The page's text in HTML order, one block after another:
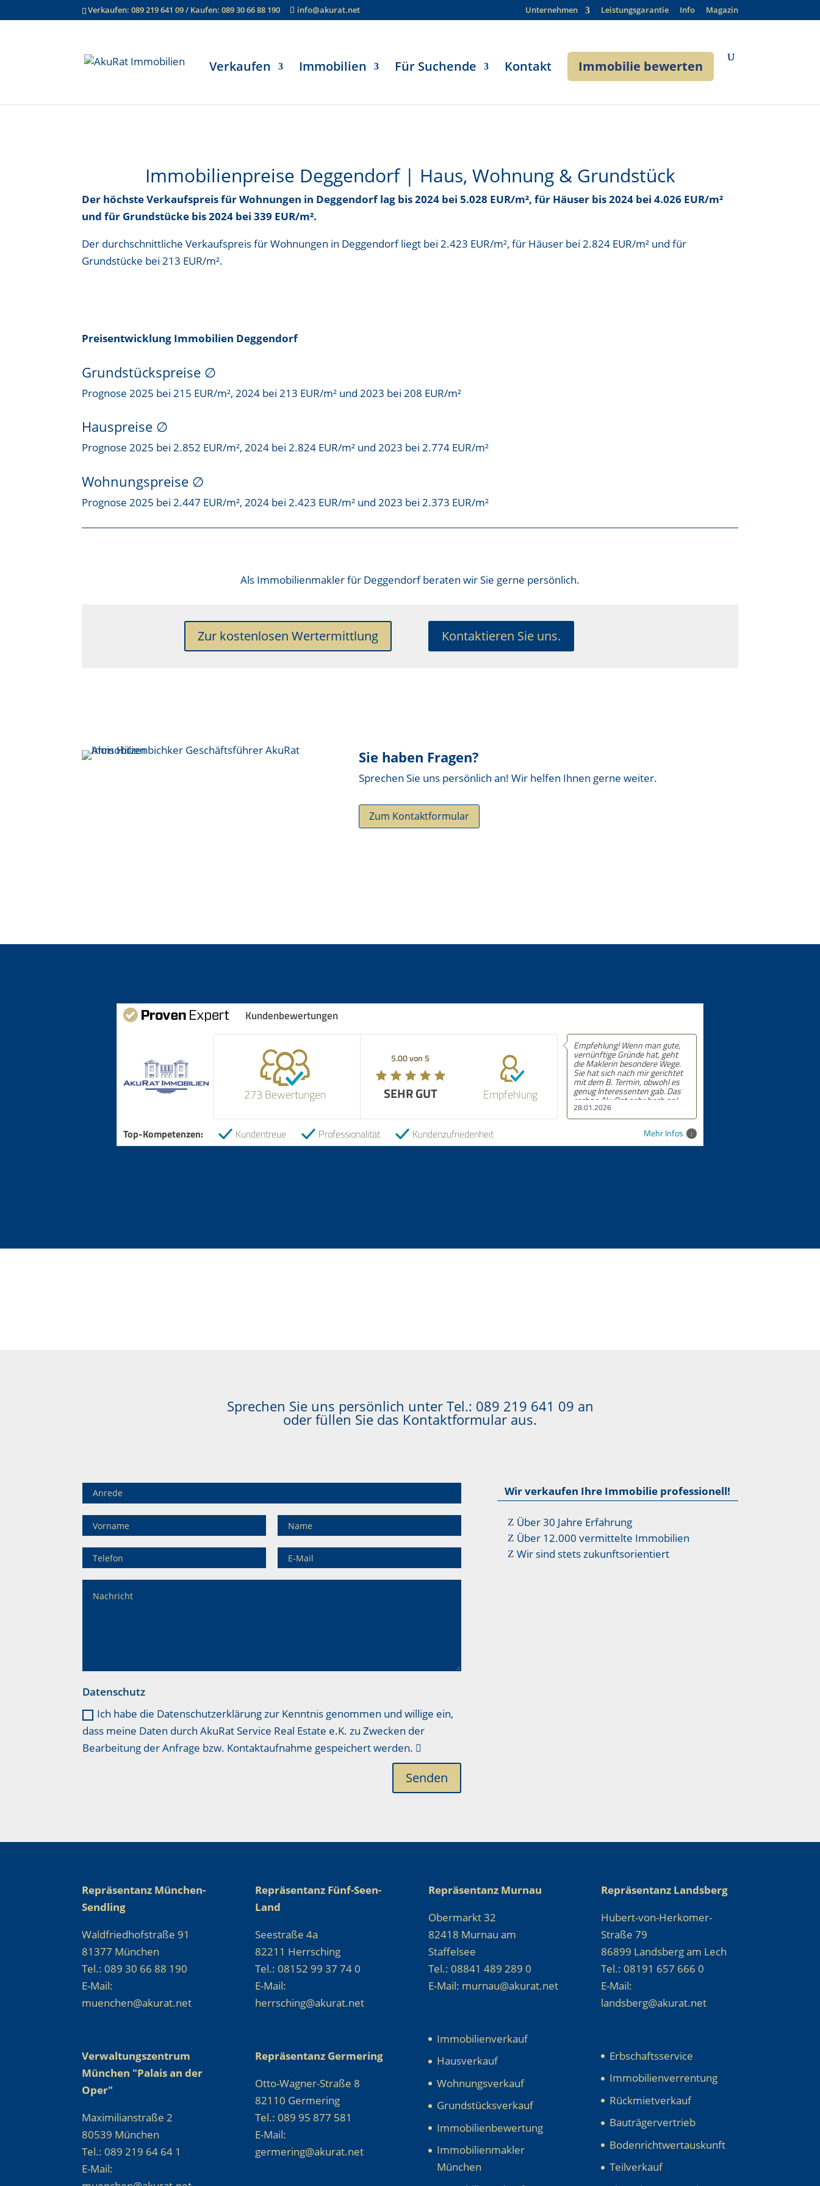
Verkaufen:089 219 641 09/ Kaufen:089 30 66 88 190 info@akurat.net Unternehmen Leistungsgarantie Info Magazin
Verkaufen Immobilien Für Suchende Kontakt Immobilie bewerten
Immobilienpreise Deggendorf | Haus, Wohnung & Grundstück
Der höchste Verkaufspreis für Wohnungen in Deggendorflag bis2024 bei 5.028 EUR/m², für Häuser bis2024 bei 4.026 EUR/m²
und für Grundstücke bis2024 bei 339 EUR/m².
Der durchschnittliche Verkaufspreis für Wohnungen in Deggendorf liegt bei2.423 EUR/m², für Häuser bei2.824 EUR/m² und für
Grundstücke bei213 EUR/m².
Preisentwicklung Immobilien Deggendorf
Grundstückspreise ∅
Prognose 2025 bei 215 EUR/m², 2024 bei 213 EUR/m² und 2023 bei 208 EUR/m²
Hauspreise ∅
Prognose 2025 bei 2.852 EUR/m², 2024 bei 2.824 EUR/m² und 2023 bei 2.774 EUR/m²
Wohnungspreise ∅
Prognose 2025 bei 2.447 EUR/m², 2024 bei 2.423 EUR/m² und 2023 bei 2.373 EUR/m²
Als Immobilienmakler für Deggendorfberaten wir Sie gerne persönlich.
Zur kostenlosen Wertermittlung Kontaktieren Sie uns.
Sie haben Fragen?
Sprechen Sie uns persönlich an! Wir helfen Ihnen gerne weiter.
Zum Kontaktformular
Kundenbewertungen
273 Bewertungen
5.00 von 5
SEHR GUT
5.00 von 5
SEHR GUT
Empfehlung
28.01.2026
Empfehlung! Wenn man gute,
vernünftige Gründe hat, geht
die Maklerin besondere Wege.
Sie hat sich nach mir gerichtet
mit dem B. Termin, obwohl es
genug Interessenten gab. Das
rechne AkuRat sehr hoch an!
Mehr Infos
Top-Kompetenzen: Kundentreue Professionalität Kundenzufriedenheit
Sprechen Sie uns persönlich unter Tel.: 089 219 641 09 an
oder füllen Sie das Kontaktformular aus.
Datenschutz
Ich habe die Datenschutzerklärung zur Kenntnis genommen und willige ein,
dass meine Daten durch AkuRat Service Real Estate e.K. zu Zwecken der
Bearbeitung der Anfrage bzw. Kontaktaufnahme gespeichert werden.
Senden
Wir verkaufen Ihre Immobilie professionell!
Über 30 Jahre Erfahrung
Über 12.000 vermittelte Immobilien
Wir sind stets zukunftsorientiert
Repräsentanz München-
Sendling
Waldfriedhofstraße 91
81377 München
Tel.: 089 30 66 88 190
E-Mail:
muenchen@akurat.net
Verwaltungszentrum
München "Palais an der
Oper"
Maximilianstraße 2
80539 München
Tel.: 089 219 64 64 1
E-Mail:
Repräsentanz Fünf-Seen-
Land
Seestraße 4a
82211 Herrsching
Tel.: 08152 99 37 74 0
E-Mail:
herrsching@akurat.net
Repräsentanz Germering
Otto-Wagner-Straße 8
82110 Germering
Tel.: 089 95 877 581
E-Mail:
germering@akurat.net
Repräsentanz Murnau
Obermarkt 32
82418 Murnau am
Staffelsee
Tel.: 08841 489 289 0
E-Mail: murnau@akurat.net
Immobilienverkauf
Hausverkauf
Wohnungsverkauf
Grundstücksverkauf
Immobilienbewertung
Immobilienmakler
München
Repräsentanz Landsberg
Hubert-von-Herkomer-
Straße 79
86899 Landsberg am Lech
Tel.: 08191 657 666 0
E-Mail:
landsberg@akurat.net
Erbschaftsservice
Immobilienverrentung
Rückmietverkauf
Bauträgervertrieb
Bodenrichtwertauskunft
Teilverkauf